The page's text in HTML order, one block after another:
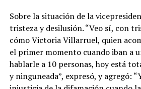
Sobre la situación de la
tristeza y desilusión. “Veo sí, con
cómo Victoria Villarruel, quien
el primer momento cuando iban a
hablarle a 10 personas, hoy está
y ninguneada”, expresó, y agregó: